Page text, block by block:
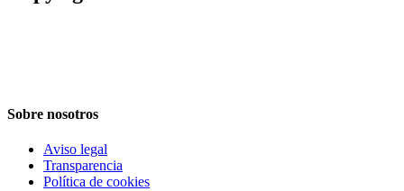
Sobre nosotros
Aviso legal
Transparencia
Política de cookies